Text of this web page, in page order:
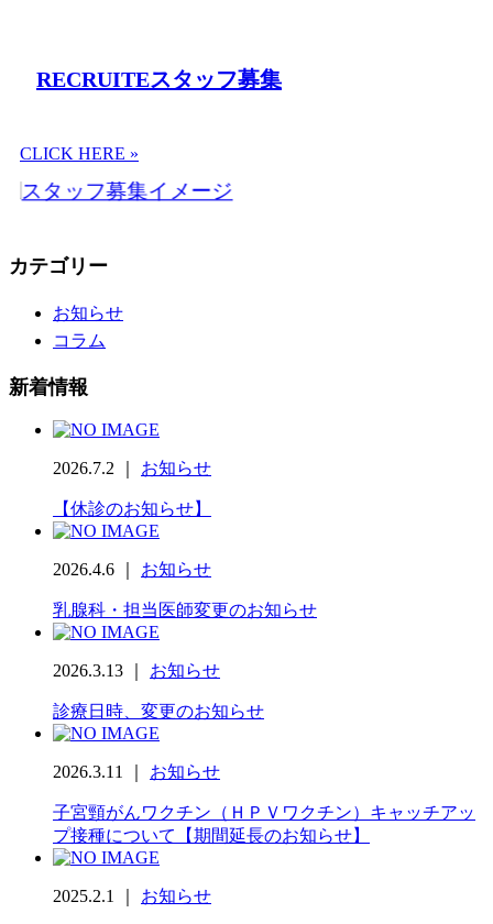
RECRUITEスタッフ募集
CLICK HERE »
カテゴリー
お知らせ
コラム
新着情報
2026.7.2 ｜ お知らせ
【休診のお知らせ】
2026.4.6 ｜ お知らせ
乳腺科・担当医師変更のお知らせ
2026.3.13 ｜ お知らせ
診療日時、変更のお知らせ
2026.3.11 ｜ お知らせ
子宮頸がんワクチン（ＨＰＶワクチン）キャッチアッ
プ接種について【期間延長のお知らせ】
2025.2.1 ｜ お知らせ